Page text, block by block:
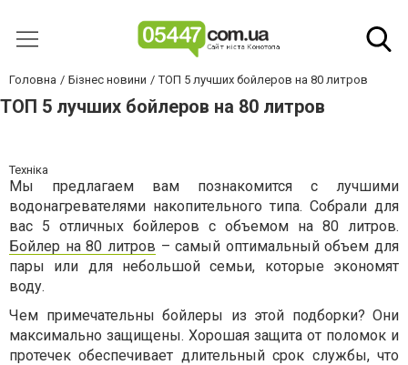
Головна Бізнес новини ТОП 5 лучших бойлеров на 80 литров
ТОП 5 лучших бойлеров на 80 литров
Техніка
Мы предлагаем вам познакомится с лучшими
водонагревателями накопительного типа. Собрали для
вас 5 отличных бойлеров с объемом на 80 литров.
Бойлер на 80 литров – самый оптимальный объем для
пары или для небольшой семьи, которые экономят
воду.
Чем примечательны бойлеры из этой подборки? Они
максимально защищены. Хорошая защита от поломок и
протечек обеспечивает длительный срок службы, что